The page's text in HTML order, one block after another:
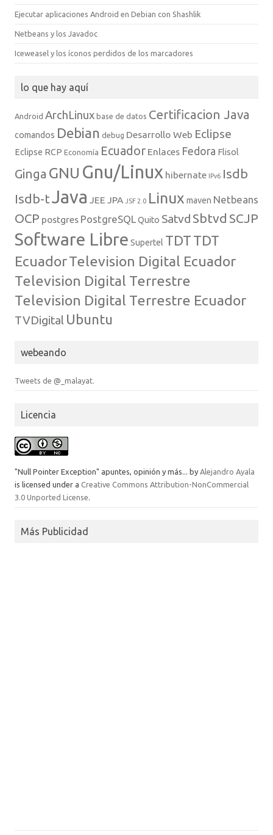
Ejecutar aplicaciones Android en Debian con Shashlik
Netbeans y los Javadoc
Iceweasel y los íconos perdidos de los marcadores
lo que hay aquí
Android ArchLinux base de datos Certificacion Java
comandos Debian debug Desarrollo Web Eclipse
Eclipse RCP Economía Ecuador Enlaces Fedora Flisol
Ginga GNU Gnu/Linux hibernate IPv6 Isdb
Isdb-tJava JEE JPA JSF 2.0 Linux maven Netbeans
OCP postgres PostgreSQLQuito Satvd Sbtvd SCJP
Software Libre Supertel TDT TDT
EcuadorTelevision Digital Ecuador
Television Digital Terrestre
Television Digital Terrestre Ecuador
TVDigital Ubuntu
webeando
Tweets de @_malayat.
Licencia
"Null Pointer Exception" apuntes, opinión y más... by Alejandro Ayala
is licensed under a Creative Commons Attribution-NonCommercial
3.0 Unported License.
Más Publicidad